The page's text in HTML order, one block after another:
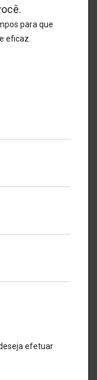
para que
eficaz.
efetuar